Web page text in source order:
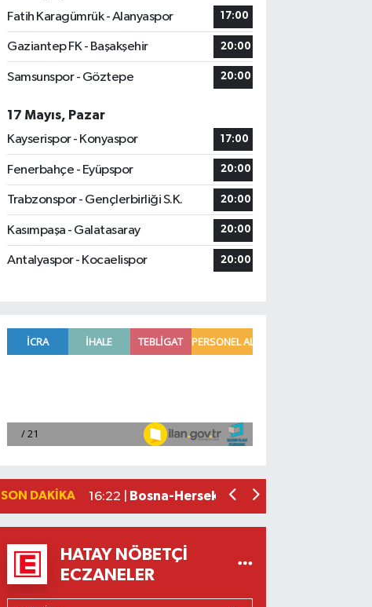
Fatih Karagümrük - Alanyaspor
17:00
Gaziantep FK - Başakşehir 20:00
Samsunspor - Göztepe 20:00
17 Mayıs, Pazar
Kayserispor - Konyaspor
17:00
Fenerbahçe - Eyüpspor 20:00
Trabzonspor - Gençlerbirliği S.K. 20:00
Kasımpaşa - Galatasaray 20:00
Antalyaspor - Kocaelispor 20:00
SON DAKIKA
Adana'da ani kalp durmalarına karşı
16:22 |
Bosna-Hersek'ten yola çıkan 'Filistin
HATAY NÖBETÇI
ECZANELER